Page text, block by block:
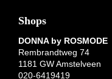
Shops
DONNA by ROSMODE
Rembrandtweg 74
1181 GW Amstelveen
020-6419419